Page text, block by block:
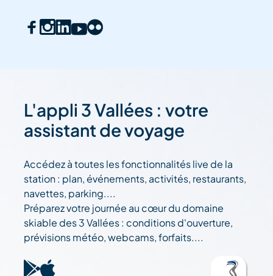
L'appli 3 Vallées : votre
assistant de voyage
Accédez à toutes les fonctionnalités live de la
station : plan, événements, activités, restaurants,
navettes, parking....
Préparez votre journée au cœur du domaine
skiable des 3 Vallées : conditions d'ouverture,
prévisions météo, webcams, forfaits....